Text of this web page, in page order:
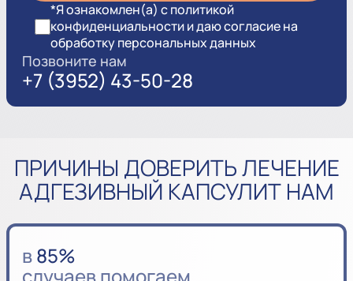
*Я ознакомлен(а) с политикой
конфиденциальности и даю согласие на
обработку персональных данных
Позвоните нам
+7 (3952) 43-50-28
ПРИЧИНЫ ДОВЕРИТЬ ЛЕЧЕНИЕ
АДГЕЗИВНЫЙ КАПСУЛИТ НАМ
в85%